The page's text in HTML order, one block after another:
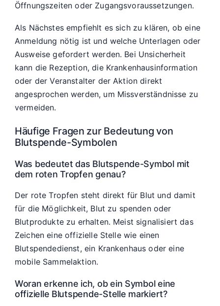
Öffnungszeiten oder Zugangsvoraussetzungen.
Als Nächstes empfiehlt es sich zu klären, ob eine
Anmeldung nötig ist und welche Unterlagen oder
Ausweise gefordert werden. Bei Unsicherheit
kann die Rezeption, die Krankenhausinformation
oder der Veranstalter der Aktion direkt
angesprochen werden, um Missverständnisse zu
vermeiden.
Häufige Fragen zur Bedeutung von
Blutspende-Symbolen
Was bedeutet das Blutspende-Symbol mit
dem roten Tropfen genau?
Der rote Tropfen steht direkt für Blut und damit
für die Möglichkeit, Blut zu spenden oder
Blutprodukte zu erhalten. Meist signalisiert das
Zeichen eine offizielle Stelle wie einen
Blutspendedienst, ein Krankenhaus oder eine
mobile Sammelaktion.
Woran erkenne ich, ob ein Symbol eine
offizielle Blutspende-Stelle markiert?